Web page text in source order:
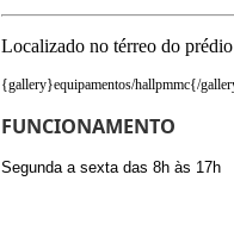
Localizado no térreo do
{gallery}equipamentos/hallpmmc{/
FUNCIONAMENTO
Segunda a sexta das 8h às 17h